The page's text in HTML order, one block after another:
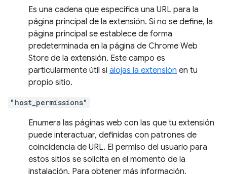
Es una cadena que especifica una URL para la
página principal de la extensión. Si no se define, la
página principal se establece de forma
predeterminada en la página de Chrome Web
Store de la extensión. Este campo es
particularmente útil si alojas la extensión en tu
propio sitio.
"host_permissions"
Enumera las páginas web con las que tu extensión
puede interactuar, definidas con patrones de
coincidencia de URL. El permiso del usuario para
estos sitios se solicita en el momento de la
instalación. Para obtener más información,